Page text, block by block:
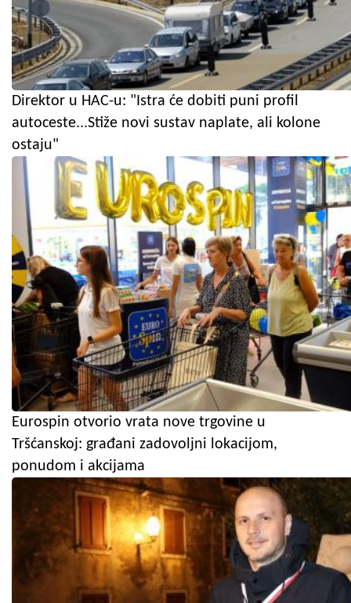
Direktor u HAC-u: "Istra će dobiti puni profil
autoceste...Stiže novi sustav naplate, ali kolone
ostaju"
Eurospin otvorio vrata nove trgovine u
Tršćanskoj: građani zadovoljni lokacijom,
ponudom i akcijama